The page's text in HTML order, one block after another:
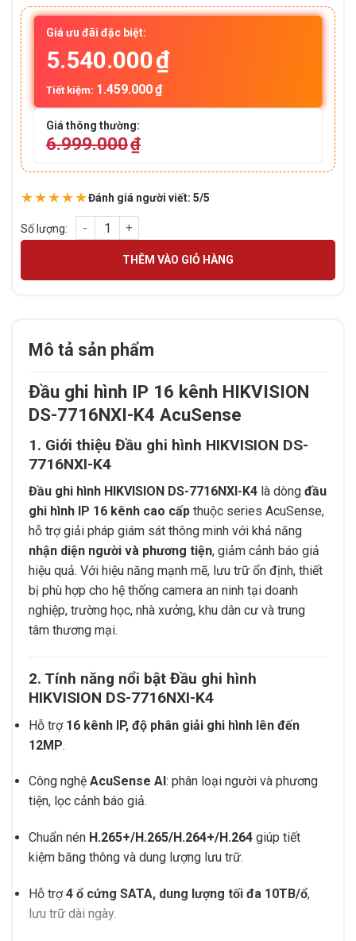
dựa trên
đánh giá
Giá ưu đãi đặc biệt:
5.540.000₫
Tiết kiệm: 1.459.000₫
Giá thông thường:
6.999.000₫
★★★★★Đánh giá người viết: 5/5
Đầu ghi hình HIKVISION DS-7716NXI-K4, IP 16 kênh
THÊM VÀO GIỎ HÀNG
Mô tả sản phẩm
Đầu ghi hình IP 16 kênh HIKVISION
DS-7716NXI-K4 AcuSense
1. Giới thiệu Đầu ghi hình HIKVISION DS-
7716NXI-K4
Đầu ghi hình HIKVISION DS-7716NXI-K4 là dòng đầu
ghi hình IP 16 kênh cao cấp thuộc series AcuSense,
hỗ trợ giải pháp giám sát thông minh với khả năng
nhận diện người và phương tiện, giảm cảnh báo giả
hiệu quả. Với hiệu năng mạnh mẽ, lưu trữ ổn định, thiết
bị phù hợp cho hệ thống camera an ninh tại doanh
nghiệp, trường học, nhà xưởng, khu dân cư và trung
tâm thương mại.
2. Tính năng nổi bật Đầu ghi hình
HIKVISION DS-7716NXI-K4
Hỗ trợ 16 kênh IP, độ phân giải ghi hình lên đến
12MP.
Công nghệ AcuSense AI : phân loại người và phương
tiện, lọc cảnh báo giả.
Chuẩn nén H.265+/H.265/H.264+/H.264 giúp tiết
kiệm băng thông và dung lượng lưu trữ.
Hỗ trợ4 ổ cứng SATA, dung lượng tối đa 10TB/ổ,
lưu trữ dài ngày.